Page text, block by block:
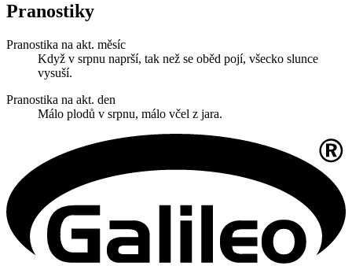
Pranostiky
Pranostika na akt. měsíc
Když v srpnu naprší, tak než se oběd pojí, všecko slunce
vysuší.
Pranostika na akt. den
Málo plodů v srpnu, málo včel z jara.